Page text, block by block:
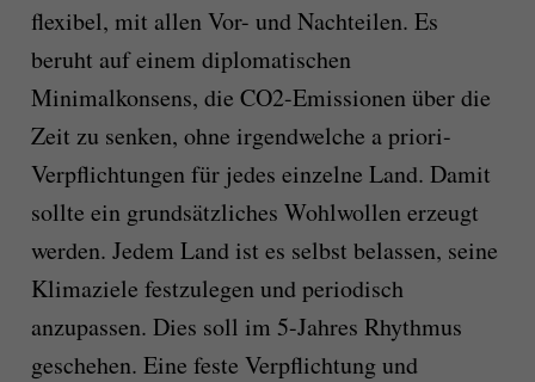
flexibel, mit allen Vor- und Nachteilen. Es
beruht auf einem diplomatischen
Minimalkonsens, die CO2-Emissionen über die
Zeit zu senken, ohne irgendwelche a priori-
Verpflichtungen für jedes einzelne Land. Damit
sollte ein grundsätzliches Wohlwollen erzeugt
werden. Jedem Land ist es selbst belassen, seine
Klimaziele festzulegen und periodisch
anzupassen. Dies soll im 5-Jahres Rhythmus
geschehen. Eine feste Verpflichtung und